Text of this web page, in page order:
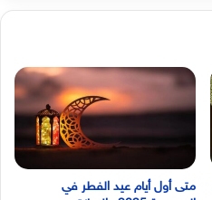
متى أول أيام عيد الفطر في